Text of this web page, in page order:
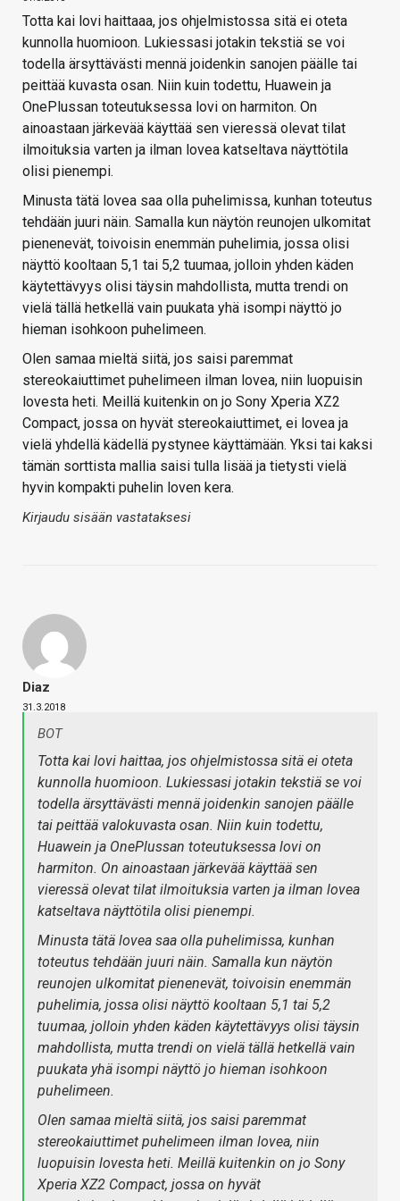
Totta kai lovi haittaaa, jos ohjelmistossa sitä ei oteta
kunnolla huomioon. Lukiessasi jotakin tekstiä se voi
todella ärsyttävästi mennä joidenkin sanojen päälle tai
peittää kuvasta osan. Niin kuin todettu, Huawein ja
OnePlussan toteutuksessa lovi on harmiton. On
ainoastaan järkevää käyttää sen vieressä olevat tilat
ilmoituksia varten ja ilman lovea katseltava näyttötila
olisi pienempi.
Minusta tätä lovea saa olla puhelimissa, kunhan toteutus
tehdään juuri näin. Samalla kun näytön reunojen ulkomitat
pienenevät, toivoisin enemmän puhelimia, jossa olisi
näyttö kooltaan 5,1 tai 5,2 tuumaa, jolloin yhden käden
käytettävyys olisi täysin mahdollista, mutta trendi on
vielä tällä hetkellä vain puukata yhä isompi näyttö jo
hieman isohkoon puhelimeen.
Olen samaa mieltä siitä, jos saisi paremmat
stereokaiuttimet puhelimeen ilman lovea, niin luopuisin
lovesta heti. Meillä kuitenkin on jo Sony Xperia XZ2
Compact, jossa on hyvät stereokaiuttimet, ei lovea ja
vielä yhdellä kädellä pystynee käyttämään. Yksi tai kaksi
tämän sorttista mallia saisi tulla lisää ja tietysti vielä
hyvin kompakti puhelin loven kera.
Kirjaudu sisään vastataksesi
Diaz
31.3.2018
BOT
Totta kai lovi haittaa, jos ohjelmistossa sitä ei oteta
kunnolla huomioon. Lukiessasi jotakin tekstiä se voi
todella ärsyttävästi mennä joidenkin sanojen päälle
tai peittää valokuvasta osan. Niin kuin todettu,
Huawein ja OnePlussan toteutuksessa lovi on
harmiton. On ainoastaan järkevää käyttää sen
vieressä olevat tilat ilmoituksia varten ja ilman lovea
katseltava näyttötila olisi pienempi.
Minusta tätä lovea saa olla puhelimissa, kunhan
toteutus tehdään juuri näin. Samalla kun näytön
reunojen ulkomitat pienenevät, toivoisin enemmän
puhelimia, jossa olisi näyttö kooltaan 5,1 tai 5,2
tuumaa, jolloin yhden käden käytettävyys olisi täysin
mahdollista, mutta trendi on vielä tällä hetkellä vain
puukata yhä isompi näyttö jo hieman isohkoon
puhelimeen.
Olen samaa mieltä siitä, jos saisi paremmat
stereokaiuttimet puhelimeen ilman lovea, niin
luopuisin lovesta heti. Meillä kuitenkin on jo Sony
Xperia XZ2 Compact, jossa on hyvät